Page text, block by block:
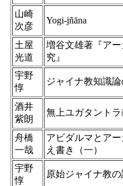
山崎
次彦
Yogi-jñāna
土屋
光道
増谷文雄著『ア
究』
宇野
惇
ジャイナ教知識
酒井
紫朗
無上ユガタント
舟橋
一哉
アビダルマとア
え書き（一）
宇野
惇
原始ジャイナ教